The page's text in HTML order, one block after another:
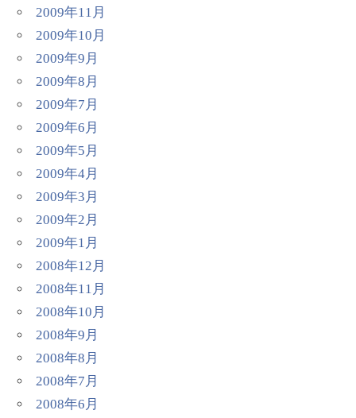
2009年11月
2009年10月
2009年9月
2009年8月
2009年7月
2009年6月
2009年5月
2009年4月
2009年3月
2009年2月
2009年1月
2008年12月
2008年11月
2008年10月
2008年9月
2008年8月
2008年7月
2008年6月